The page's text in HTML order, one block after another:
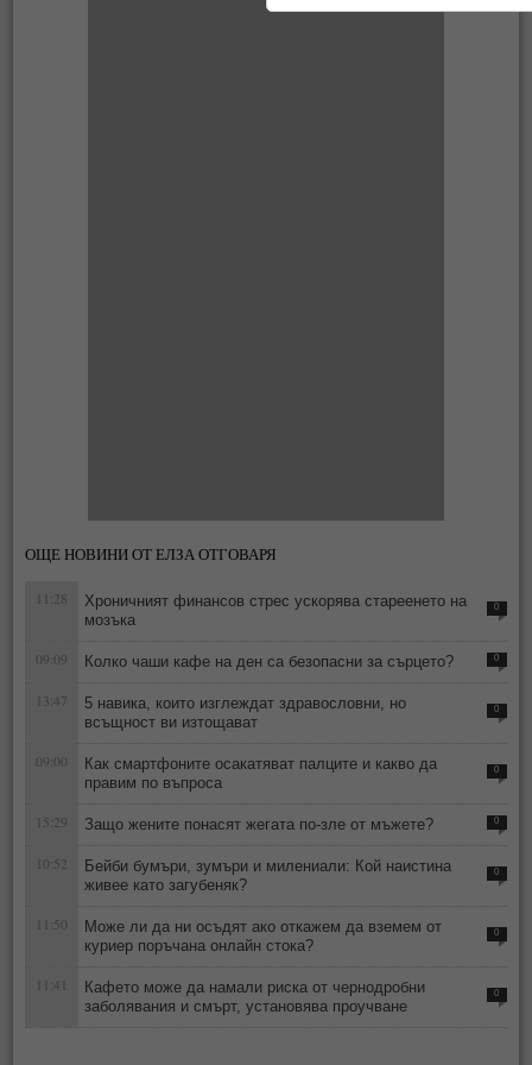
ОЩЕ НОВИНИ ОТ ЕЛЗА ОТГОВАРЯ
11:28
Хроничният финансов стрес ускорява стареенето на
мозъка
0
09:09 Колко чаши кафе на ден са безопасни за сърцето? 0
13:47
5 навика, които изглеждат здравословни, но
всъщност ви изтощават
0
09:00
Как смартфоните осакатяват палците и какво да
правим по въпроса
0
15:29 Защо жените понасят жегата по-зле от мъжете? 0
10:52
Бейби бумъри, зумъри и милениали: Кой наистина
живее като загубеняк?
0
11:50
Може ли да ни осъдят ако откажем да вземем от
куриер поръчана онлайн стока?
0
11:41
Кафето може да намали риска от чернодробни
заболявания и смърт, установява проучване
0